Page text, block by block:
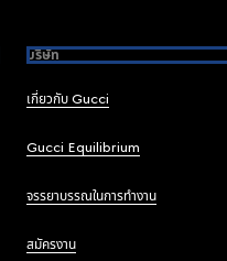
บริษัท
เกี่ยวกับ Gucci
Gucci Equilibrium
จรรยาบรรณในการทำงาน
สมัครงาน